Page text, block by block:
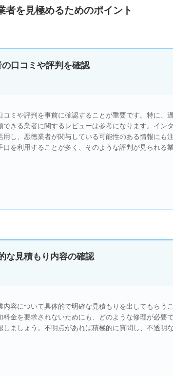
者を見極めるためのポイント
口コミや評判を確認
ミや評判を事前に確認することが重要です。特に、
きる業者に関するレビューは参考になります。イン
し、悪徳業者が関与している可能性のある情報にも
を利用することが多く、そのような評判が見られる
な見積もり内容の確認
容について具体的で明確な見積もりを出してもらう
金を要求されないためにも、どのような修理が必要
ましょう。不明点があれば積極的に質問し、不透明